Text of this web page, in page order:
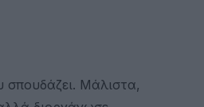
σπουδάζει. Μάλιστα,